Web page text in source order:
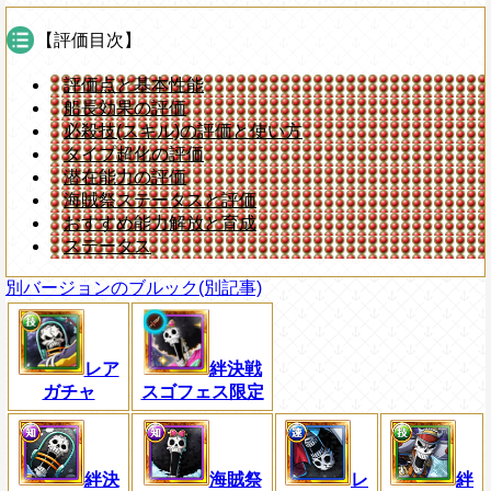
【評価目次】
評価点と基本性能
船長効果の評価
必殺技(スキル)の評価と使い方
タイプ超化の評価
潜在能力の評価
海賊祭ステータスと評価
おすすめ能力解放と育成
ステータス
別バージョンのブルック(別記事)
レア
ガチャ
絆決戦
スゴフェス限定
絆決
海賊祭
レ
絆